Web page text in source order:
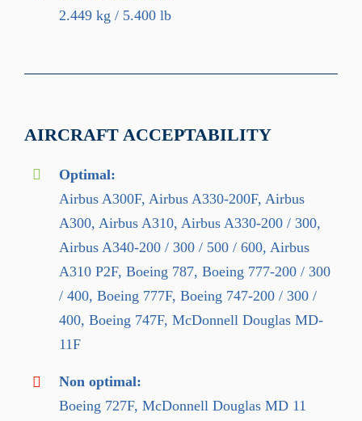
2.449 kg / 5.400 lb
AIRCRAFT ACCEPTABILITY
Optimal:
Airbus A300F, Airbus A330-200F, Airbus
A300, Airbus A310, Airbus A330-200 / 300,
Airbus A340-200 / 300 / 500 / 600, Airbus
A310 P2F, Boeing 787, Boeing 777-200 / 300
/ 400, Boeing 777F, Boeing 747-200 / 300 /
400, Boeing 747F, McDonnell Douglas MD-
11F
Non optimal:
Boeing 727F, McDonnell Douglas MD 11